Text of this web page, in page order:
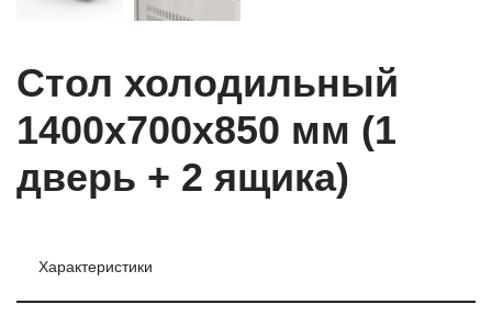
Стол холодильный
1400x700x850 мм (1
дверь + 2 ящика)
Характеристики